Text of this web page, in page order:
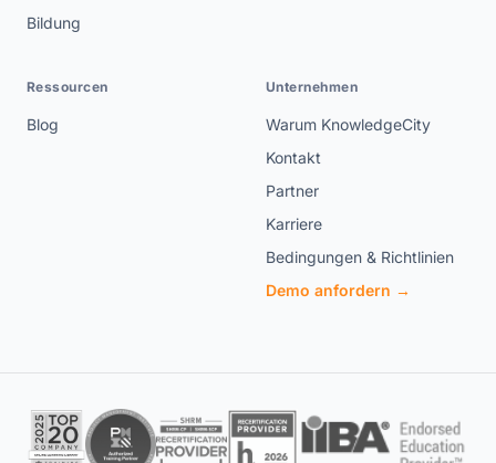
Bildung
Ressourcen
Blog
Unternehmen
Warum KnowledgeCity
Kontakt
Partner
Karriere
Bedingungen & Richtlinien
Demo anfordern →